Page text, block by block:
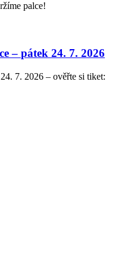
palce!
– pátek 24. 7. 2026
7. 2026 – ověřte si tiket: